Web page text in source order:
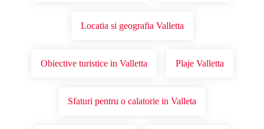
Locatia si geografia Valletta
Obiective turistice in Valletta Plaje Valletta
Sfaturi pentru o calatorie in Valleta